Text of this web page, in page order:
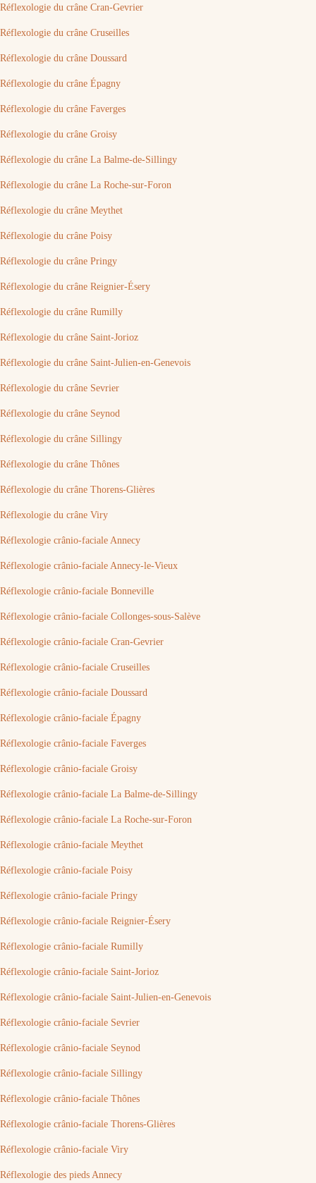
Réflexologie du crâne Cran-Gevrier
Réflexologie du crâne Cruseilles
Réflexologie du crâne Doussard
Réflexologie du crâne Épagny
Réflexologie du crâne Faverges
Réflexologie du crâne Groisy
Réflexologie du crâne La Balme-de-Sillingy
Réflexologie du crâne La Roche-sur-Foron
Réflexologie du crâne Meythet
Réflexologie du crâne Poisy
Réflexologie du crâne Pringy
Réflexologie du crâne Reignier-Ésery
Réflexologie du crâne Rumilly
Réflexologie du crâne Saint-Jorioz
Réflexologie du crâne Saint-Julien-en-Genevois
Réflexologie du crâne Sevrier
Réflexologie du crâne Seynod
Réflexologie du crâne Sillingy
Réflexologie du crâne Thônes
Réflexologie du crâne Thorens-Glières
Réflexologie du crâne Viry
Réflexologie crânio-faciale Annecy
Réflexologie crânio-faciale Annecy-le-Vieux
Réflexologie crânio-faciale Bonneville
Réflexologie crânio-faciale Collonges-sous-Salève
Réflexologie crânio-faciale Cran-Gevrier
Réflexologie crânio-faciale Cruseilles
Réflexologie crânio-faciale Doussard
Réflexologie crânio-faciale Épagny
Réflexologie crânio-faciale Faverges
Réflexologie crânio-faciale Groisy
Réflexologie crânio-faciale La Balme-de-Sillingy
Réflexologie crânio-faciale La Roche-sur-Foron
Réflexologie crânio-faciale Meythet
Réflexologie crânio-faciale Poisy
Réflexologie crânio-faciale Pringy
Réflexologie crânio-faciale Reignier-Ésery
Réflexologie crânio-faciale Rumilly
Réflexologie crânio-faciale Saint-Jorioz
Réflexologie crânio-faciale Saint-Julien-en-Genevois
Réflexologie crânio-faciale Sevrier
Réflexologie crânio-faciale Seynod
Réflexologie crânio-faciale Sillingy
Réflexologie crânio-faciale Thônes
Réflexologie crânio-faciale Thorens-Glières
Réflexologie crânio-faciale Viry
Réflexologie des pieds Annecy